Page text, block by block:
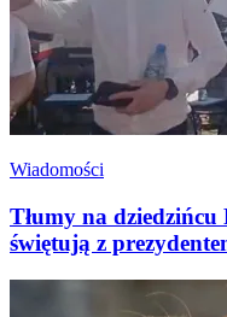
Wiadomości
Tłumy na dziedzińcu
świętują z